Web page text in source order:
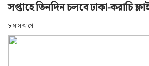
সপ্তাহে তিনদিন চলবে ঢাকা-করাচি
৮ মাস আগে